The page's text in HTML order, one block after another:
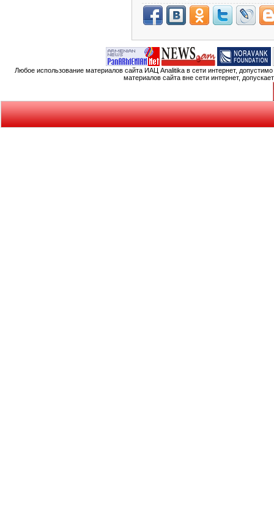
Любое использование материалов сайта ИАЦ Analitika в сети интернет,
материалов сайта вне сети интернет,